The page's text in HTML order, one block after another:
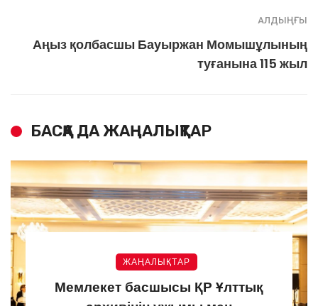
АЛДЫҢҒЫ
Аңыз қолбасшы Бауыржан Момышұлының
туғанына 115 жыл
БАСҚА ДА ЖАҢАЛЫҚТАР
ЖАҢАЛЫҚТАР
Мемлекет басшысы ҚР Ұлттық